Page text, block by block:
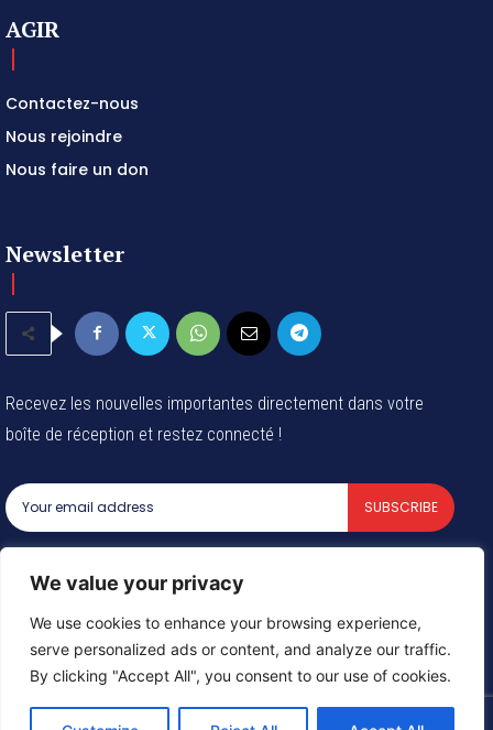
We value your privacy
We use cookies to enhance your browsing experience,
serve personalized ads or content, and analyze our traffic.
By clicking "Accept All", you consent to our use of cookies.
AGIR
Contactez-nous
Nous rejoindre
Nous faire un don
Newsletter
Recevez les nouvelles importantes directement dans votre
boîte de réception et restez connecté !
SUBSCRIBE
© 2024 Tous les droits reservés - Groupe Afrique54 SARL